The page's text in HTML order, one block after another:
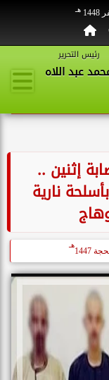
هـ
رئيس التحرير
عبد اللاه
إثنين ..
نارية
هـ